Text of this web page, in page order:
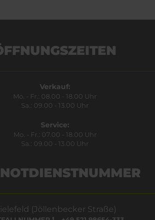
Verkauf:
Mo. - Fr.: 08.00 - 18.00 Uhr
Sa.: 09.00 - 13.00 Uhr
Service:
Mo. - Fr.: 07.00 - 18.00 Uhr
Sa.: 09.00 - 13.00 Uhr
(Jöllenbecker Straße)